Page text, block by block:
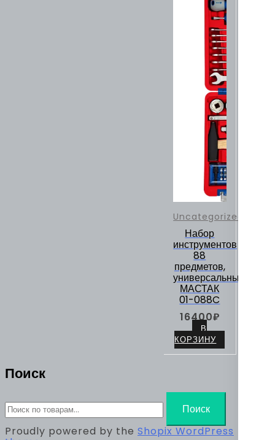
Uncategorized
Набор
инструментов
88
предметов,
универсальный
МАСТАК
01-088C
16400₽
В
КОРЗИНУ
Поиск
Поиск
Proudly powered by the Shopix WordPress